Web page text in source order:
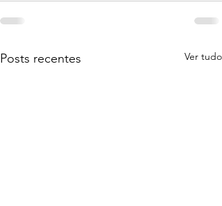
Posts recentes Ver tudo